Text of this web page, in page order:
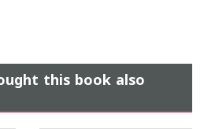
this book also